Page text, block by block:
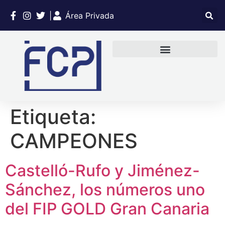
Área Privada
Etiqueta:
CAMPEONES
Castelló-Rufo y Jiménez-
Sánchez, los números uno
del FIP GOLD Gran Canaria